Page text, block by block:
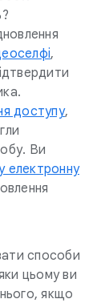
,
доступу,
Ви
електронну
способи
цьому ви
якщо